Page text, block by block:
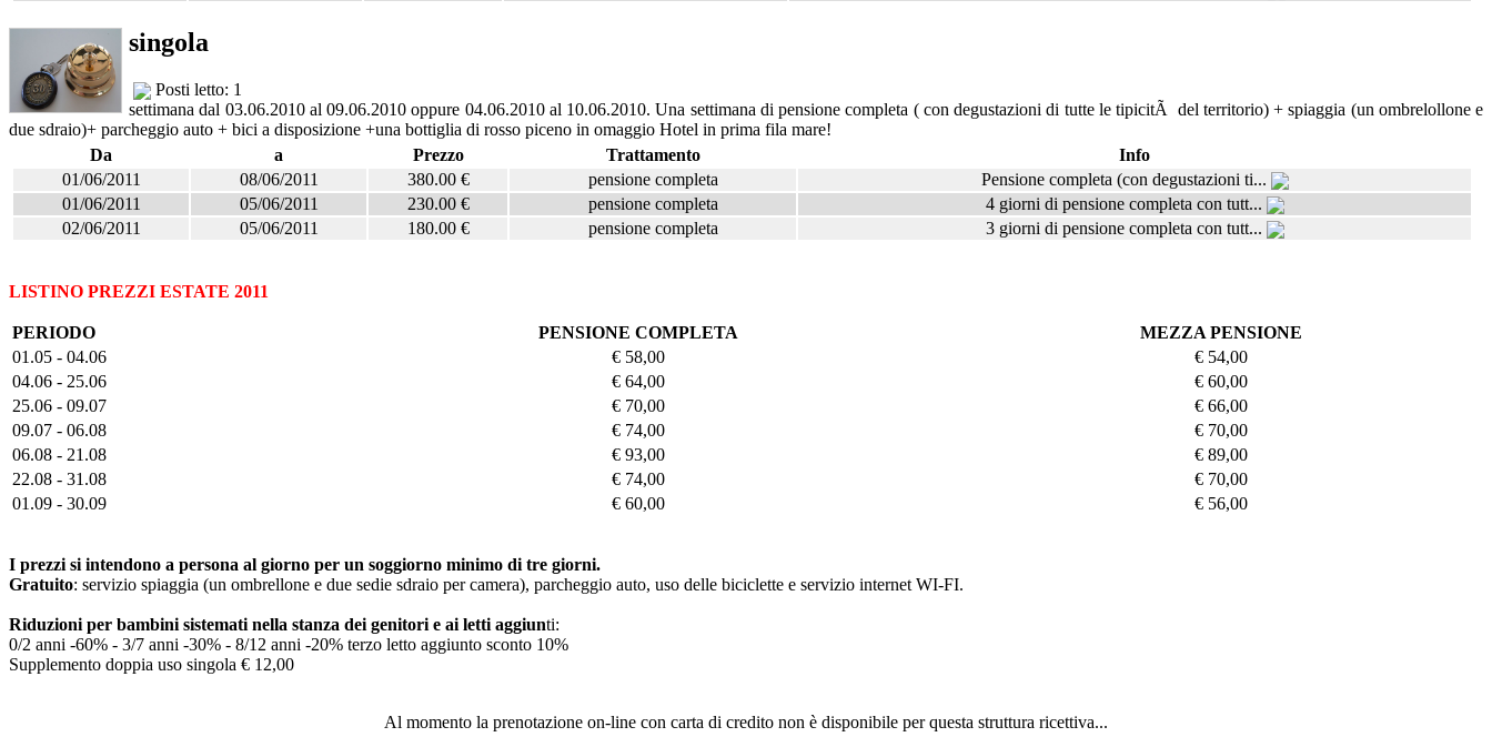
singola
Posti letto: 1
settimana dal 03.06.2010 al 09.06.2010 oppure 04.06.2010 al 10.06.2010. Una settimana di pensione completa ( con degustazioni di tutte le tipicitÃ del territorio) + spiaggia (un ombrelollone e
due sdraio)+ parcheggio auto + bici a disposizione +una bottiglia di rosso piceno in omaggio Hotel in prima fila mare!
Da
a Prezzo Trattamento
Info
01/06/2011
08/06/2011 380.00 € pensione completa
Pensione completa (con degustazioni ti...
01/06/2011
05/06/2011 230.00 € pensione completa
4 giorni di pensione completa con tutt...
02/06/2011
05/06/2011 180.00 € pensione completa 3 giorni di pensione completa con tutt...
LISTINO PREZZI ESTATE 2011
PERIODO PENSIONE COMPLETA
MEZZA PENSIONE
01.05 - 04.06
€ 58,00
€ 54,00
04.06 - 25.06
€ 64,00
€ 60,00
25.06 - 09.07
€ 70,00
€ 66,00
09.07 - 06.08
€ 74,00
€ 70,00
06.08 - 21.08
€ 93,00
€ 89,00
22.08 - 31.08
€ 74,00
€ 70,00
01.09 - 30.09
€ 60,00 € 56,00
I prezzi si intendono a persona al giorno per un soggiorno minimo di tre giorni.
Gratuito: servizio spiaggia (un ombrellone e due sedie sdraio per camera), parcheggio auto, uso delle biciclette e servizio internet WI-FI.
Riduzioni per bambini sistemati nella stanza dei genitori e ai letti aggiunti:
0/2 anni -60% - 3/7 anni -30% - 8/12 anni -20% terzo letto aggiunto sconto 10%
Supplemento doppia uso singola € 12,00
Al momento la prenotazione on-line con carta di credito non è disponibile per questa struttura ricettiva...